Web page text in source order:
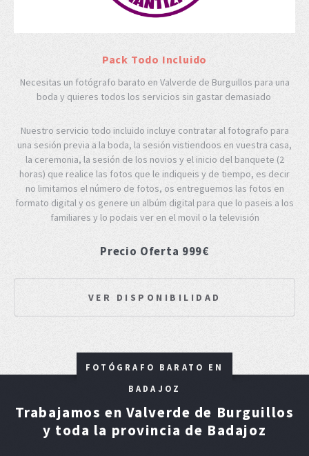
Pack Todo Incluido
Necesitas un fotógrafo barato en Valverde de Burguillos para una
boda y quieres todos los servicios sin gastar demasiado
Nuestro servicio todo incluido incluye contratar al fotografo para
una sesión previa a la boda, la sesión vistiendoos en vuestra casa,
la ceremonia, la sesión de los novios y el inicio del banquete (2
horas) que realice las fotos que le indiqueis y de tiempo, es decir
no limitamos el número de fotos, os entreguemos las fotos en
formato digital y os genere un albúm digital para que lo paseis a los
familiares y lo podais ver en el movil o la televisión
Precio Oferta 999€
VER DISPONIBILIDAD
FOTÓGRAFO BARATO EN
BADAJOZ
Trabajamos en Valverde de Burguillos
y toda la provincia de Badajoz